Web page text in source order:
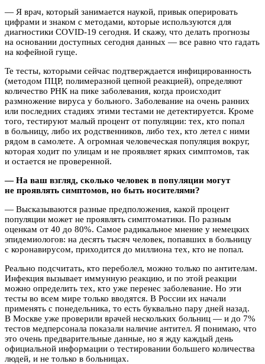
— Я врач, который занимается наукой, привык оперировать
цифрами и знаком с методами, которые используются для
диагностики COVID-19 сегодня. И скажу, что делать прогнозы
на основании доступных сегодня данных — все равно что гадать
на кофейной гуще.
Те тесты, которыми сейчас подтверждается инфицированность
(методом ПЦР, полимеразной цепной реакцией), определяют
количество РНК на пике заболевания, когда происходит
размножение вируса у больного. Заболевание на очень ранних
или последних стадиях этими тестами не детектируется. Кроме
того, тестируют малый процент от популяции: тех, кто попал
в больницу, либо их родственников, либо тех, кто летел с ними
рядом в самолете. А огромная человеческая популяция вокруг,
которая ходит по улицам и не проявляет ярких симптомов, так
и остается не проверенной.
— На ваш взгляд, сколько человек в популяции могут
не проявлять симптомов, но быть носителями?
— Высказываются разные предположения, какой процент
популяции может не проявлять симптоматики. По разным
оценкам от 40 до 80%. Самое радикальное мнение у немецких
эпидемиологов: на десять тысяч человек, попавших в больницу
с коронавирусом, приходится до миллиона тех, кто не попал.
Реально подсчитать, кто переболел, можно только по антителам.
Инфекция вызывает иммунную реакцию, и по этой реакции
можно определить тех, кто уже перенес заболевание. Но эти
тесты во всем мире только вводятся. В России их начали
применять с понедельника, то есть буквально пару дней назад.
В Москве уже проверили врачей нескольких больниц — и до 7%
тестов медперсонала показали наличие антител. Я понимаю, что
это очень предварительные данные, но я жду каждый день
официальной информации о тестировании большего количества
людей, и не только в больницах.